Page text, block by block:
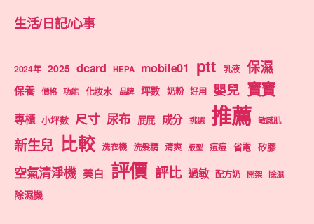
生活/日記/心事
2024年 2025 dcard HEPA mobile01 ptt 乳液 保濕
保養 價格 功能 化妝水 品牌 坪數 奶粉 好用 嬰兒 寶寶
專櫃 小坪數 尺寸 尿布 屁屁 成分 挑選 推薦 敏感肌
新生兒 比較 洗衣機 洗髮精 清爽 版型 痘痘 省電 矽膠
空氣清淨機 美白 評價 評比 過敏 配方奶 開架 除濕
除濕機